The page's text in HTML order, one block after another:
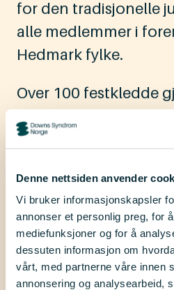
Denne nettsiden anvender
Vi bruker informasjonskapsler
annonser et personlig preg, for
mediefunksjoner og for å
dessuten informasjon om
vårt, med partnerne våre innen
annonsering og analysearbeid,
for den tradisjonelle
alle medlemmer i
Hedmark fylke.
Over 100 festkledde
hyggelige
Vi hadde loddsalg,
Detteårlige
anledning for mange
storfamilien med for
sammen. En koselig